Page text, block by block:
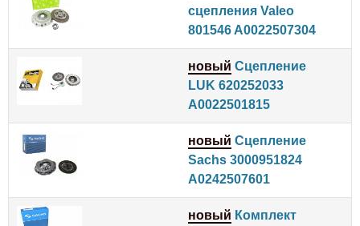
сцепления Valeo
801546 A0022507304
новый Сцепление
LUK 620252033
A0022501815
новый Сцепление
Sachs 3000951824
A0242507601
новый Комплект